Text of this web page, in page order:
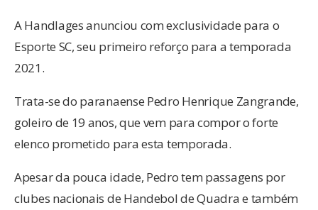
A Handlages anunciou com exclusividade para o
Esporte SC, seu primeiro reforço para a temporada
2021.
Trata-se do paranaense Pedro Henrique Zangrande,
goleiro de 19 anos, que vem para compor o forte
elenco prometido para esta temporada.
Apesar da pouca idade, Pedro tem passagens por
clubes nacionais de Handebol de Quadra e também